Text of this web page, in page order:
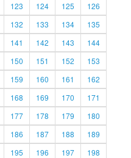
123 124 125
126
132 133 134
135
141 142 143
144
150 151 152
153
159 160 161
162
168 169 170
171
177 178 179
180
186 187 188
189
195 196 197
198